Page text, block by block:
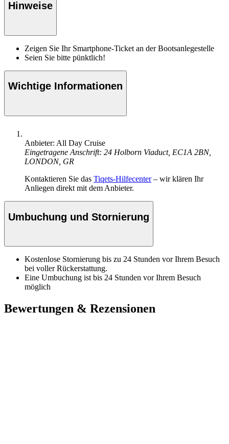
Hinweise
Zeigen Sie Ihr Smartphone-Ticket an der Bootsanlegestelle
Seien Sie bitte pünktlich!
Wichtige Informationen
Anbieter: All Day Cruise
Eingetragene Anschrift: 24 Holborn Viaduct, EC1A 2BN,
LONDON, GR
Kontaktieren Sie das Tiqets-Hilfecenter– wir klären Ihr
Anliegen direkt mit dem Anbieter.
Umbuchung und Stornierung
Kostenlose Stornierung bis zu 24 Stunden vor Ihrem Besuch
bei voller Rückerstattung.
Eine Umbuchung ist bis 24 Stunden vor Ihrem Besuch
möglich
Bewertungen & Rezensionen